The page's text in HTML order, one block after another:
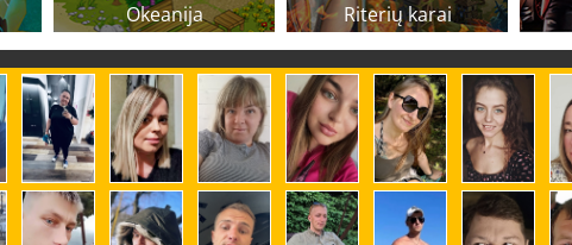
Okeanija Riterių karai